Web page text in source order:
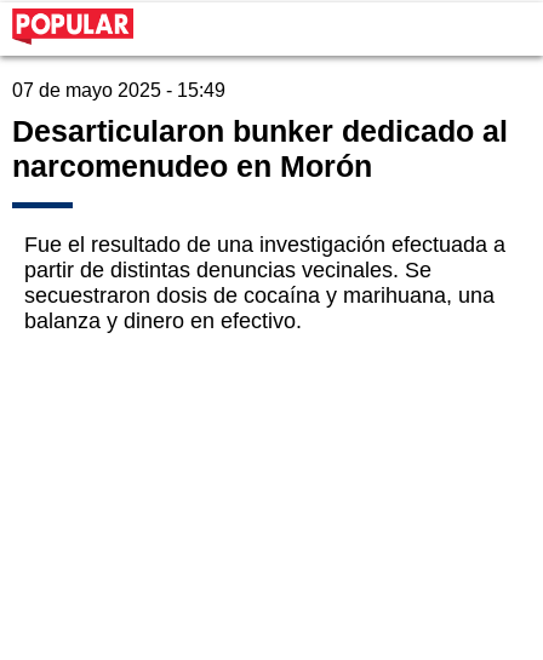
07 de mayo 2025 - 15:49
Desarticularon bunker dedicado al
narcomenudeo en Morón
Fue el resultado de una investigación efectuada a
partir de distintas denuncias vecinales. Se
secuestraron dosis de cocaína y marihuana, una
balanza y dinero en efectivo.